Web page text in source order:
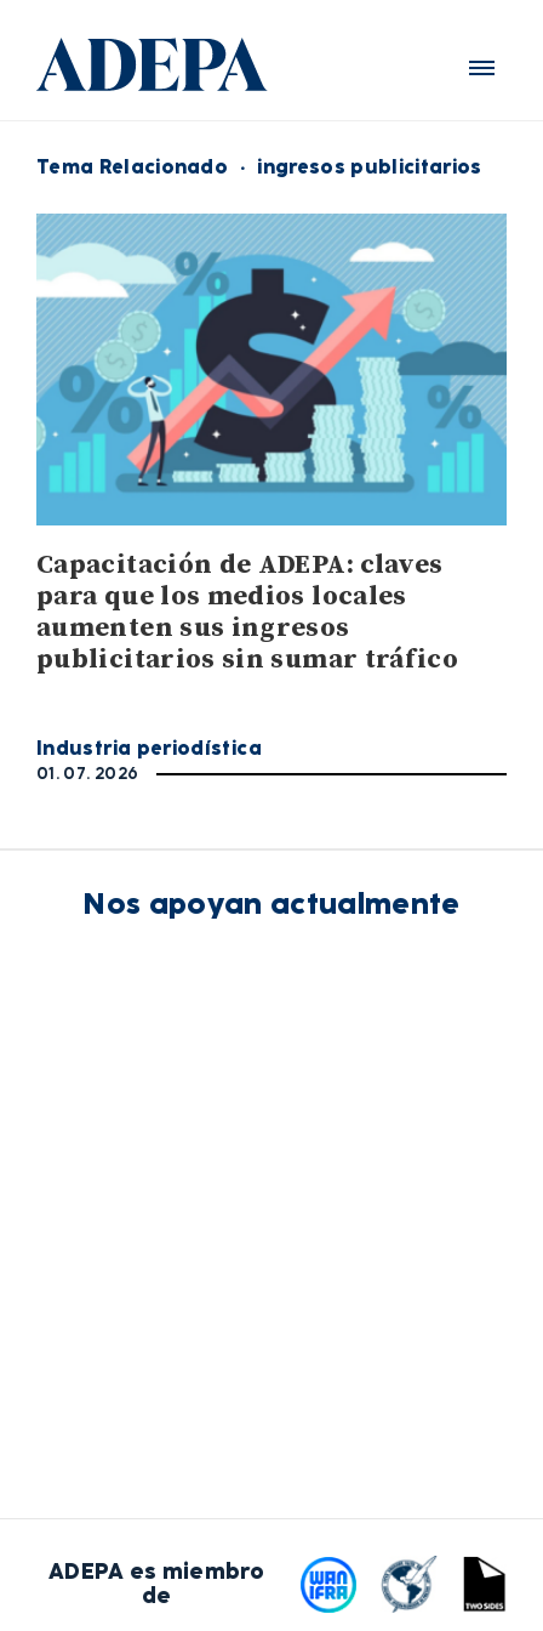
Tema Relacionado · ingresos publicitarios
Capacitación de ADEPA: claves
para que los medios locales
aumenten sus ingresos
publicitarios sin sumar tráfico
Industria periodística
01. 07. 2026
Nos apoyan actualmente
ADEPA es miembro
de